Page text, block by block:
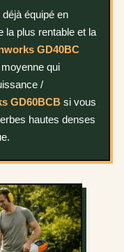
équipé en
la plus rentable et la
GD40BC
qui
/
GD60BCB si vous
hautes denses